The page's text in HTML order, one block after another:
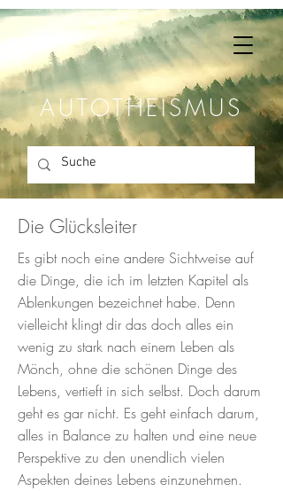
AUTOTHEISMUS
Die Glücksleiter
Es gibt noch eine andere Sichtweise auf
die Dinge, die ich im letzten Kapitel als
Ablenkungen bezeichnet habe. Denn
vielleicht klingt dir das doch alles ein
wenig zu stark nach einem Leben als
Mönch, ohne die schönen Dinge des
Lebens, vertieft in sich selbst. Doch darum
geht es gar nicht. Es geht einfach darum,
alles in Balance zu halten und eine neue
Perspektive zu den unendlich vielen
Aspekten deines Lebens einzunehmen.